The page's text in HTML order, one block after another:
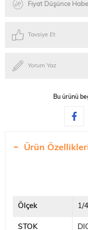
Fiyat Düşünce
Tavsiye Et
Yorum Yaz
Bu ürünü
Ürün
Ölçek 1/
STOK